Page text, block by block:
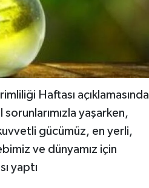
Haftası açıklamasında
yaşarken,
gücümüz, en yerli,
ve dünyamız için
yaptı